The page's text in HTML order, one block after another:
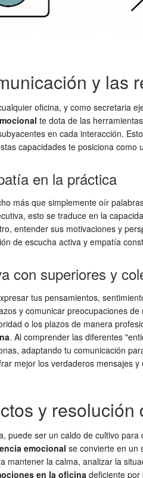
y las
oficina, y como secretaria
te dota de las
en cada interacción.
capacidades te posiciona como
en la práctica
más que simplemente oír
esto se traduce en la
entender sus motivaciones y
de escucha activa y empatía
con superiores y
tus pensamientos,
y comunicar preocupaciones
o los plazos de manera
. Al comprender las diferentes
adaptando tu comunicación
mejor los verdaderos mensajes
y
puede ser un caldo de cultivo
emocional se convierte en un
mantener la calma, analizar la
en la oficina deficiente